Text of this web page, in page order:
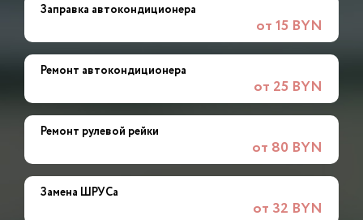
Заправка автокондиционера
от 15 BYN
Ремонт автокондиционера
от 25 BYN
Ремонт рулевой рейки
от 80 BYN
Замена ШРУСа
от 32 BYN